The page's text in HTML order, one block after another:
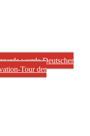
wurde Deutscher
Tour der